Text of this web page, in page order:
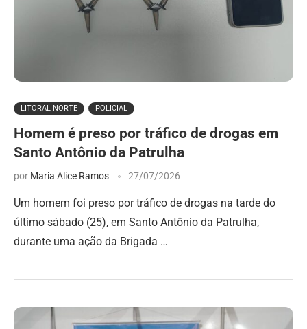
LITORAL NORTE POLICIAL
Homem é preso por tráfico de drogas em
Santo Antônio da Patrulha
por Maria Alice Ramos 27/07/2026
Um homem foi preso por tráfico de drogas na tarde do
último sábado (25), em Santo Antônio da Patrulha,
durante uma ação da Brigada …